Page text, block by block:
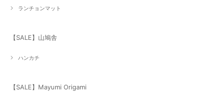
ランチョンマット
【SALE】山鳩舎
ハンカチ
【SALE】Mayumi Origami